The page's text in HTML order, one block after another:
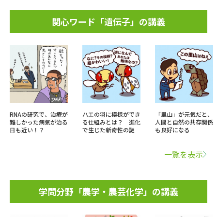
関心ワード「遺伝子」の講義
RNAの研究で、治療が
難しかった病気が治る
日も近い！？
ハエの羽に模様ができ
る仕組みとは？ 進化
で生じた新奇性の謎
「里山」が元気だと、
人間と自然の共存関係
も良好になる
一覧を表示
学問分野「農学・農芸化学」の講義